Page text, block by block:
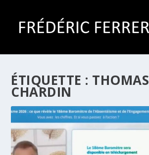
ÉTIQUETTE : THOMAS
CHARDIN